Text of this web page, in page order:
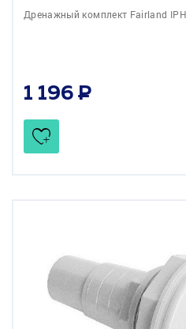
Дренажный комплект Fairland
1 196